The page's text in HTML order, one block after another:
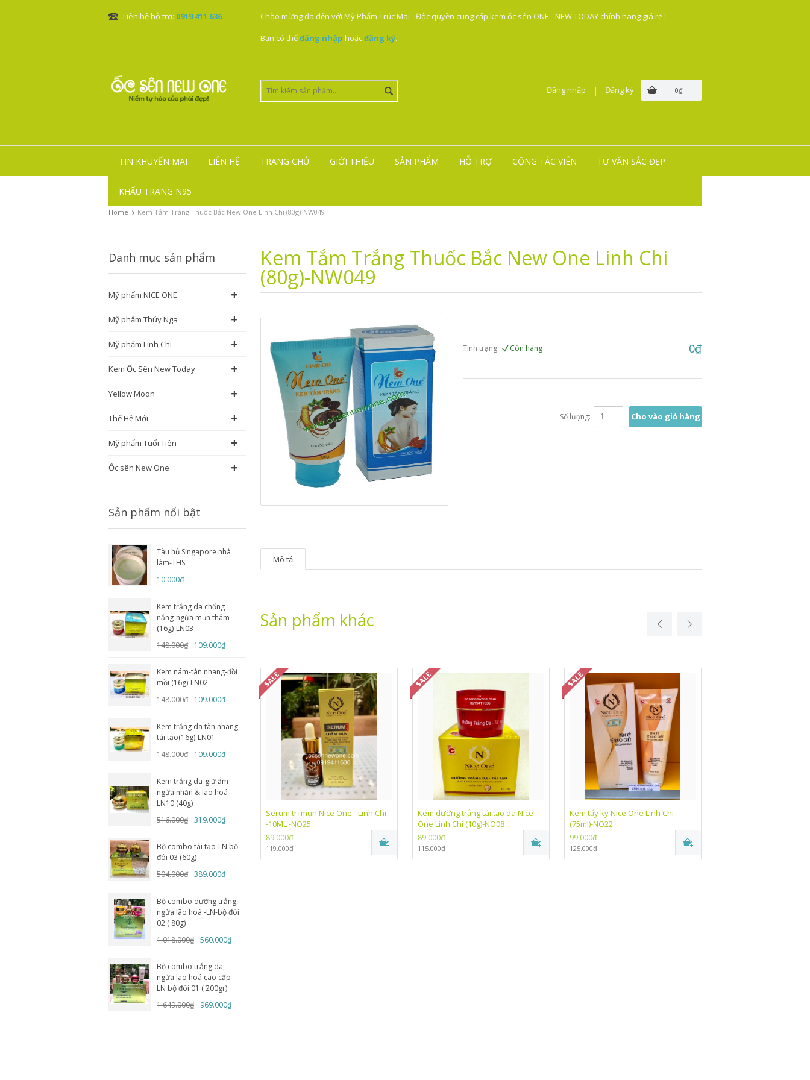
Liên hệ hỗ trợ: 0919 411 636
Chào mừng đã đến với Mỹ Phẩm Trúc Mai - Độc quyền cung cấp kem ốc sên ONE - NEW TODAY chính hãng giá rẻ !
Bạn có thểđăng nhập hoặcđăng ký.
0₫
Đăng nhập | Đăng ký
TIN KHUYẾN MÃI LIÊN HỆ TRANG CHỦ GIỚI THIỆU SẢN PHẨM HỖ TRỢ CỘNG TÁC VIÊN TƯ VẤN SẮC ĐẸP
KHẨU TRANG N95
Home › Kem Tắm Trắng Thuốc Bắc New One Linh Chi (80g)-NW049
Kem Tắm Trắng Thuốc Bắc New One Linh Chi
(80g)-NW049
Tình trạng: Còn hàng 0₫
Cho vào giỏ hàng
Số lượng:
Mô tả
Sản phẩm khác
Serum trị mụn Nice One - Linh Chi
-10ML -NO25
89.000₫
119.000₫
Kem dưỡng trắng tái tạo da Nice
One Linh Chi (10g)-NO08
89.000₫
115.000₫
Kem tẩy kỳ Nice One Linh Chi
(75ml)-NO22
99.000₫
125.000₫
Danh mục sản phẩm
Mỹ phẩm NICE ONE +
Mỹ phẩm Thúy Nga +
Mỹ phẩm Linh Chi +
Kem Ốc Sên New Today +
Yellow Moon +
Thế Hệ Mới +
Mỹ phẩm Tuổi Tiên +
Ốc sên New One +
Sản phẩm nổi bật
Tàu hủ Singapore nhà
làm-THS
10.000₫
Kem trắng da chống
nắng-ngừa mụn thâm
(16g)-LN03
148.000₫
109.000₫
Kem nám-tàn nhang-đồi
mồi (16g)-LN02
148.000₫
109.000₫
Kem trắng da tàn nhang
tái tạo(16g)-LN01
148.000₫
109.000₫
Kem trắng da-giữ ẩm-
ngừa nhăn & lão hoá-
LN10 (40g)
516.000₫ 319.000₫
Bộ combo tái tạo-LN bộ
đôi 03 (60g)
504.000₫ 389.000₫
Bộ combo dưỡng trắng,
ngừa lão hoá -LN-bộ đôi
02 ( 80g)
1.018.000₫ 560.000₫
Bộ combo trắng da,
ngừa lão hoá cao cấp-
LN bộ đôi 01 ( 200gr)
1.649.000₫
969.000₫